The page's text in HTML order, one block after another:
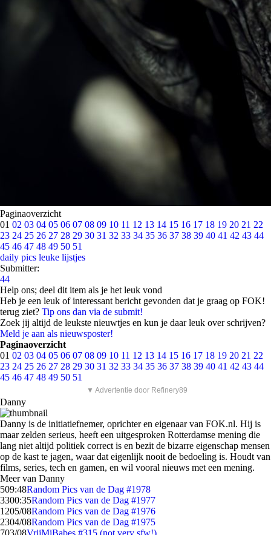
Paginaoverzicht
01 02 03 04 05 06 07 08 09 10 11 12 13 14 15 16 17 18 19 20 21 22
23 24 25 26 27 28 29 30 31 32 33 34 35 36 37 38 39 40 41 42 43 44
45 46 47 48 49 50 51
daily pics leuke lijstjes
Submitter:
44
Help ons; deel dit item als je het leuk vond
Heb je een leuk of interessant bericht gevonden dat je graag op FOK!
terug ziet? Tip ons dan via de submit!
Zoek jij altijd de leukste nieuwtjes en kun je daar leuk over schrijven?
Meld je aan als nieuwsposter!
Paginaoverzicht
01 02 03 04 05 06 07 08 09 10 11 12 13 14 15 16 17 18 19 20 21 22
23 24 25 26 27 28 29 30 31 32 33 34 35 36 37 38 39 40 41 42 43 44
45 46 47 48 49 50 51
▼ Advertentie door Refinery89
Danny
Danny is de initiatiefnemer, oprichter en eigenaar van FOK.nl. Hij is
maar zelden serieus, heeft een uitgesproken Rotterdamse mening die
lang niet altijd politiek correct is en bezit de bizarre eigenschap mensen
op de kast te jagen, waar dat eigenlijk nooit de bedoeling is. Houdt van
films, series, tech en gamen, en wil vooral nieuws met een mening.
Meer van Danny
509:48Random Pics van de Dag #1978
3300:35Random Pics van de Dag #1977
1205/08Random Pics van de Dag #1976
2304/08Random Pics van de Dag #1975
703/08VrijMiBabes #315 (not very sfw!)